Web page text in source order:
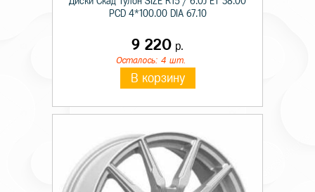
PCD 4*100.00 DIA 67.10
9 220 р.
Осталось: 4 шт.
В корзину